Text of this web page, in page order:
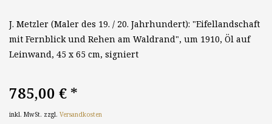
J. Metzler (Maler des 19. / 20. Jahrhundert): "Eifellandschaft
mit Fernblick und Rehen am Waldrand", um 1910, Öl auf
Leinwand, 45 x 65 cm, signiert
785,00 € *
inkl. MwSt. zzgl. Versandkosten